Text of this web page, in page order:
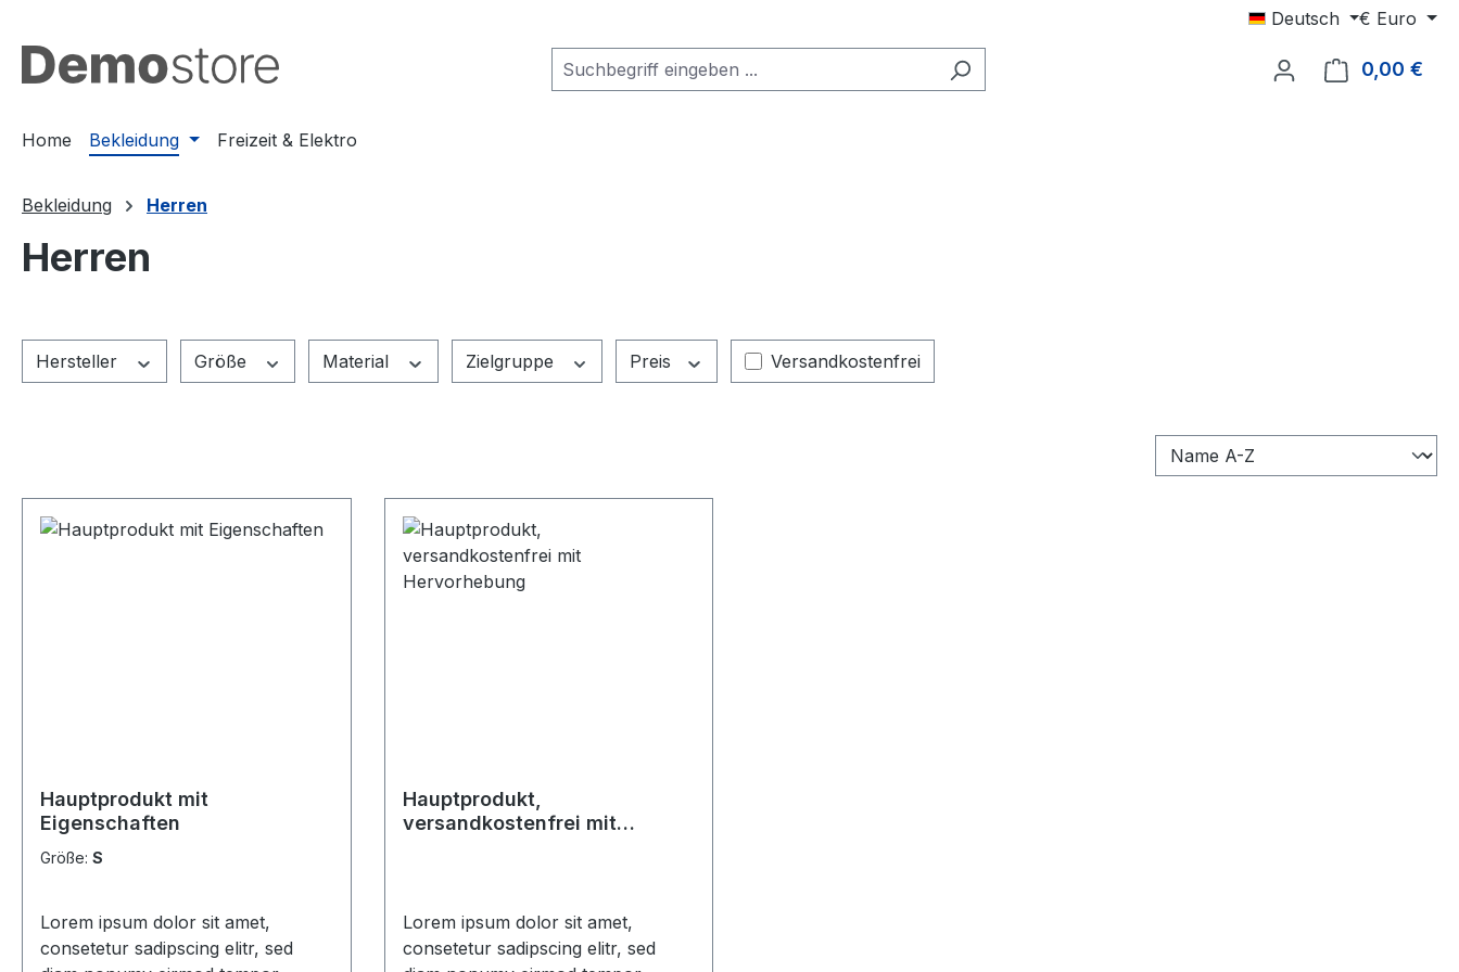
Deutsch € Euro
0,00 €
Home Bekleidung Freizeit & Elektro
Bekleidung Herren
Herren
Hersteller Größe Material Zielgruppe Preis Filter hinzufügen: Versandkostenfrei
Versandkostenfrei
Hauptprodukt mit
Eigenschaften
Größe: S
Lorem ipsum dolor sit amet,
consetetur sadipscing elitr, sed
Hauptprodukt,
versandkostenfrei mit
Lorem ipsum dolor sit amet,
consetetur sadipscing elitr, sed